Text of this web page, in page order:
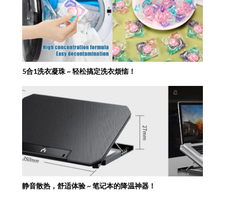
5合1洗衣凝珠 ~ 轻松搞定洗衣烦恼！
静音散热，舒适体验 ~ 笔记本的降温神器！